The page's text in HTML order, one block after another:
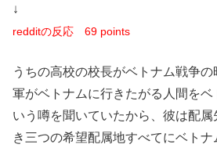
↓
redditの反応 69 points
うちの高校の校長がベトナム戦争の
軍がベトナムに行きたがる人間をベ
いう噂を聞いていたから、彼は配属
き三つの希望配属地すべてにベトナ